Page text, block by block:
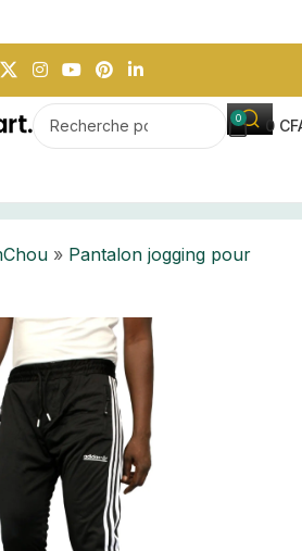
0 0
» Pantalon jogging pour